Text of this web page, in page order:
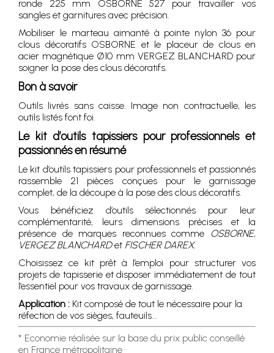
ronde 225 mm OSBORNE 527 pour travailler vos
sangles et garnitures avec précision.
Mobiliser le marteau aimanté à pointe nylon 36 pour
clous décoratifs OSBORNE et le placeur de clous en
acier magnétique Ø10 mm VERGEZ BLANCHARD pour
soigner la pose des clous décoratifs.
Bon à savoir
Outils livrés sans caisse. Image non contractuelle, les
outils listés font foi.
Le kit d’outils tapissiers pour professionnels et
passionnés en résumé
Le kit d’outils tapissiers pour professionnels et passionnés
rassemble 21 pièces conçues pour le garnissage
complet, de la découpe à la pose des clous décoratifs.
Vous bénéficiez d’outils sélectionnés pour leur
complémentarité, leurs dimensions précises et la
présence de marques reconnues comme OSBORNE,
VERGEZ BLANCHARDet FISCHER DAREX.
Choisissez ce kit prêt à l’emploi pour structurer vos
projets de tapisserie et disposer immédiatement de tout
l’essentiel pour vos travaux de garnissage.
Application : Kit composé de tout le nécessaire pour la
réfection de vos sièges, fauteuils...
* Economie réalisée sur la base du prix public conseillé
en France métropolitaine